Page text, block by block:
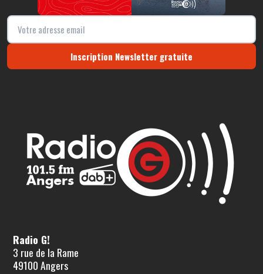
Inscription Newsletter gratuite
Radio G!
3 rue de la Rame
49100 Angers